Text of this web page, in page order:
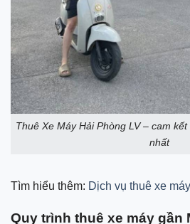
Thuê Xe Máy Hải Phòng LV – cam
nhất
Tìm hiểu thêm: Dịch vụ thuê xe
Quy trình thuê xe máy gần